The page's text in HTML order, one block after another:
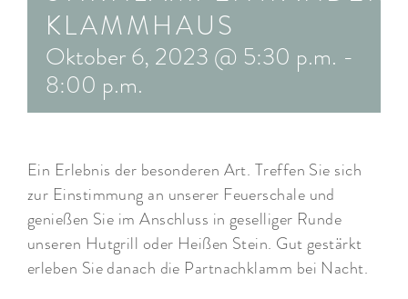
ARRANGEMENTS
WISSENSWERTES
KLAMMHAUS
Oktober 6, 2023 @ 5:30 p.m. -
8:00 p.m.
Ein Erlebnis der besonderen Art. Treffen Sie sich
zur Einstimmung an unserer Feuerschale und
genießen Sie im Anschluss in geselliger Runde
unseren Hutgrill oder Heißen Stein. Gut gestärkt
erleben Sie danach die Partnachklamm bei Nacht.